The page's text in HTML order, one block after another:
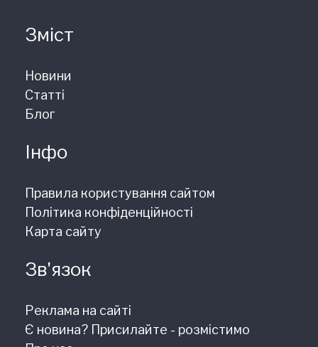
Зміст
Новини
Статті
Блог
Інфо
Правила користування сайтом
Політика конфіденційності
Карта сайту
Зв'язок
Реклама на сайті
Є новина? Присилайте - розмістимо